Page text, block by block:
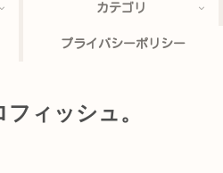
カテゴリ
プライバシーポリシー
ィッシュ。